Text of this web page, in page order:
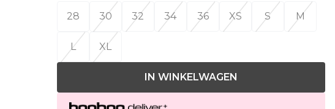
28
30 32 34 36 XS S M
L XL
IN WINKELWAGEN